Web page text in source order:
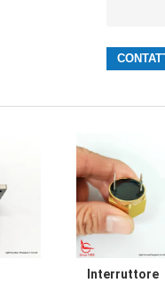
Interruttore